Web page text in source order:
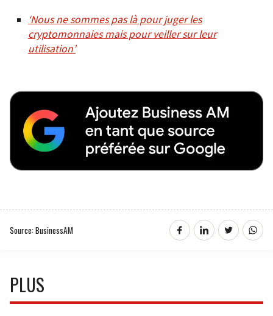
‘Nous ne sommes pas là pour juger les
cryptomonnaies mais pour veiller sur leur
utilisation’
Source: BusinessAM
PLUS